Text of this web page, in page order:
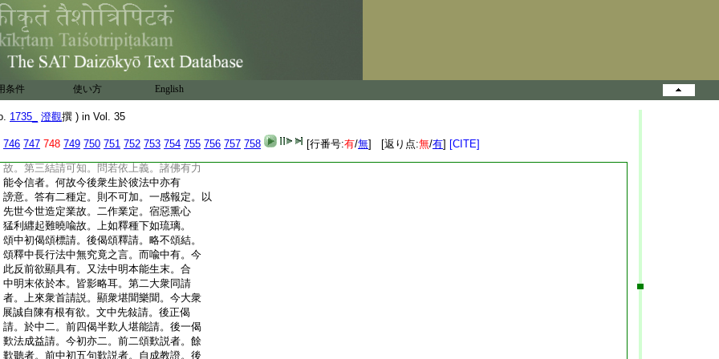
条件 使い方 English
1735_ 澄觀撰 ) in Vol. 35
746 747 748 749 750 751 752 753 754 755 756 757 758 [行番号:有/無] [返り点:無/有] [CITE]
合三合乃至六合。展轉相從出一切字。故名
爲母。論經名爲初章者。以梵章之中悉談
字母最在初故。然五天口呼。則輕重有異。
書之貝葉字體不殊。梵天之書千古無易。
不同此土篆隷隨時。故此爲母。亦常楷定。
三合中初合末依於本。後十地究竟合因
無不攝。所以須此二者。若但言爲本容
非是末。如以百錢爲本成多財貨等。今明
如水爲海本。無海非水故。云究竟無有離
者。又爲本者非但因爲果本。亦乃後爲前
故。第三結請可知。問若依上義。諸佛有力
能令信者。何故今後衆生於彼法中亦有
謗意。答有二種定。則不可加。一感報定。以
先世今世造定業故。二作業定。宿惡熏心
猛利纒起難曉喩故。上如釋種下如琉璃。
頌中初偈頌標請。後偈頌釋請。略不頌結。
頌釋中長行法中無究竟之言。而喩中有。今
此反前欲顯具有。又法中明本能生末。合
中明末依於本。皆影略耳。第二大衆同請
者。上來衆首請説。顯衆堪聞樂聞。今大衆
展誠自陳有根有欲。文中先敍請。後正偈
請。於中二。前四偈半歎人堪能請。後一偈
歎法成益請。今初亦二。前二頌歎説者。餘
歎聽者。前中初五句歎説者。自成教證。後